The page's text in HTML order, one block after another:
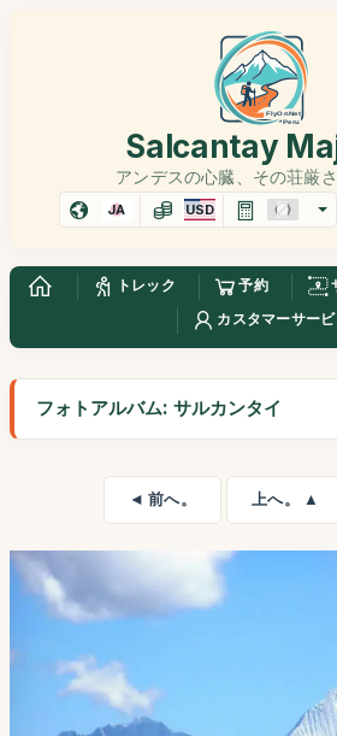
Salcantay
アンデスの心臓、その荘厳さ
JA USD
トレック 予約
カスタマーサー
フォトアルバム: サルカンタイ
◄ 前へ。 上へ。 ▲